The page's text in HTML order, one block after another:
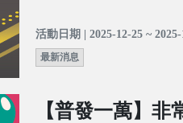
活動日期 | 2025-12-25 ~ 2025-
最新消息
【普發一萬】非